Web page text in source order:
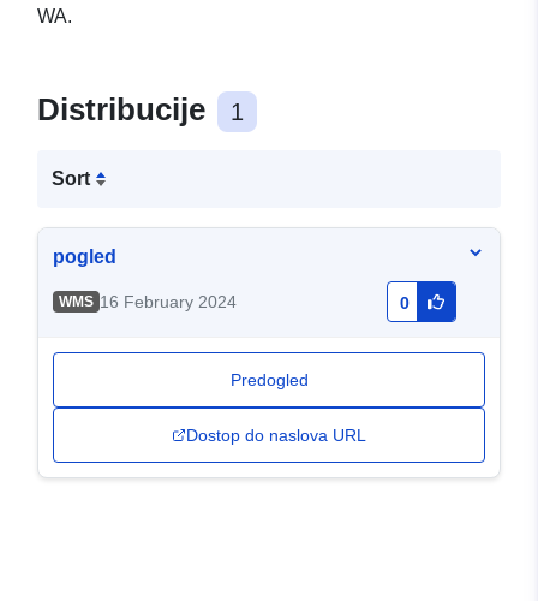
WA.
Distribucije 1
Sort
pogled
WMS 16 February 2024 0
Predogled
Dostop do naslova URL